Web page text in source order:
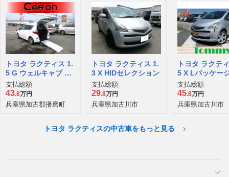
トヨタ ラクティス 1.
5 G ウェルキャブ 車
いす仕様車スロープ
タイプ タイプI 助手
席側リアシート付
支払総額
43.8万円
兵庫県加古郡播磨町
トヨタ ラクティス 1.
3 X HIDセレクション
支払総額
29.8万円
兵庫県加古川市
トヨタ ラクテ
5 X Lパッケー
D
支払総額
45.8万円
兵庫県加古川市
トヨタ ラクティスの中古車をもっと見る